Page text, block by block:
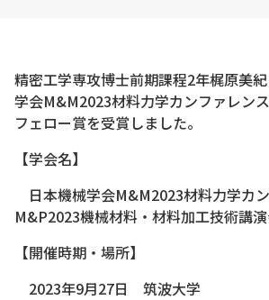
精密工学専攻博士前期課程2年梶原美
学会M&M2023材料力学カンファレン
フェロー賞を受賞しました。
【学会名】
日本機械学会M&M2023材料力学カ
M&P2023機械材料・材料加工技術講
【開催時期・場所】
2023年9月27日 筑波大学